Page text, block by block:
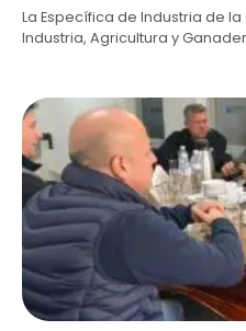
La Específica de Industria de
Industria, Agricultura y